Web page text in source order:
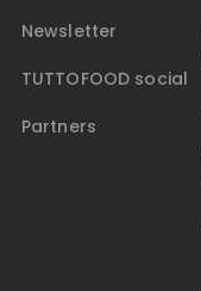
Newsletter
TUTTOFOOD social
Partners